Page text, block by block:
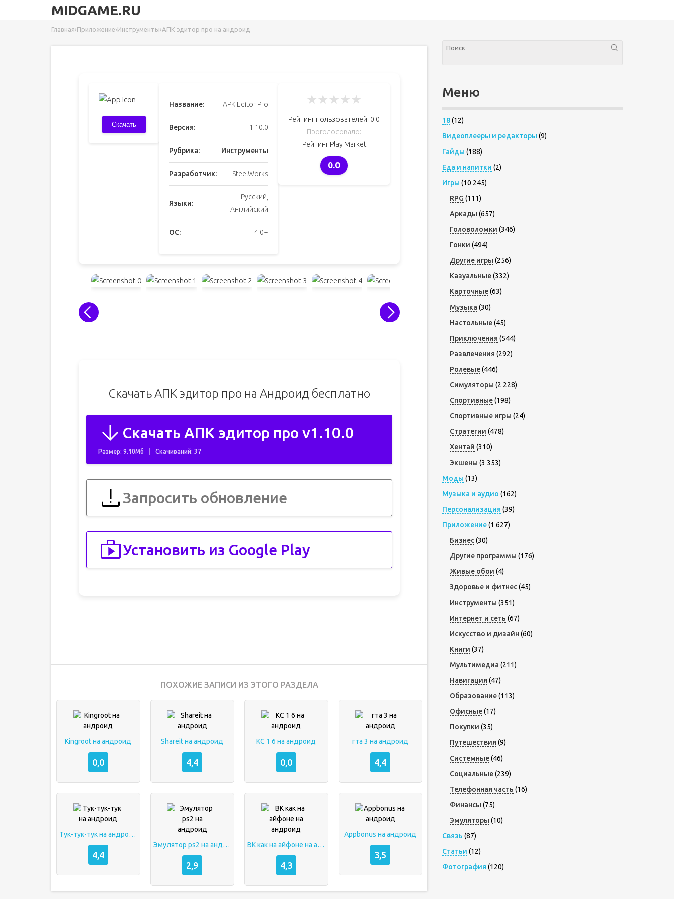
MIDGAME.RU
Главная›Приложение›Инструменты›АПК эдитор про на андроид
Скачать
Название: APK Editor Pro
Версия: 1.10.0
Рубрика: Инструменты
Разработчик: SteelWorks
Языки:
Русский,
Английский
ОС: 4.0+
★★★★★
Рейтинг пользователей: 0.0
Проголосовало:
Рейтинг Play Market
0.0
Скачать АПК эдитор про на Андроид бесплатно
Скачать АПК эдитор про v1.10.0
Размер: 9.10Мб Скачиваний: 37
Запросить обновление
Установить из Google Play
ПОХОЖИЕ ЗАПИСИ ИЗ ЭТОГО РАЗДЕЛА
Kingroot на андроид
0,0
Shareit на андроид
4,4
КС 1 6 на андроид
0,0
гта 3 на андроид
4,4
Тук-тук-тук на андроид
4,4
Эмулятор ps2 на андроид
2,9
ВК как на айфоне на андроид
4,3
Appbonus на андроид
3,5
Меню
18(12)
Видеоплееры и редакторы (9)
Гайды (188)
Еда и напитки (2)
Игры (10 245)
RPG (111)
Аркады (657)
Головоломки (346)
Гонки (494)
Другие игры (256)
Казуальные(332)
Карточные(63)
Музыка (30)
Настольные(45)
Приключения (544)
Развлечения (292)
Ролевые(446)
Симуляторы (2 228)
Спортивные(198)
Спортивные игры (24)
Стратегии (478)
Хентай (310)
Экшены (3 353)
Моды (13)
Музыка и аудио (162)
Персонализация (39)
Приложение(1 627)
Бизнес(30)
Другие программы (176)
Живые обои (4)
Здоровье и фитнес(45)
Инструменты (351)
Интернет и сеть (67)
Искусство и дизайн (60)
Книги (37)
Мультимедиа (211)
Навигация (47)
Образование(113)
Офисные(17)
Покупки (35)
Путешествия (9)
Системные(46)
Социальные(239)
Телефонная часть (16)
Финансы (75)
Эмуляторы (10)
Связь (87)
Статьи (12)
Фотография (120)